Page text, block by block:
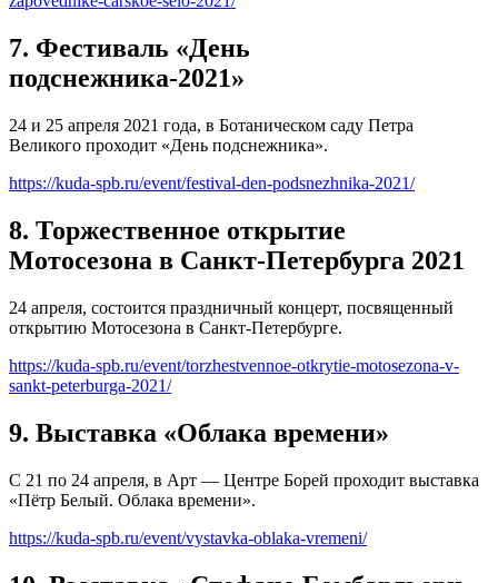
7. Фестиваль «День
подснежника-2021»
24 и 25 апреля 2021 года, в Ботаническом саду Петра
Великого проходит «День подснежника».
https://kuda-spb.ru/event/festival-den-podsnezhnika-2021/
8. Торжественное открытие
Мотосезона в Санкт-Петербурга 2021
24 апреля, состоится праздничный концерт, посвященный
открытию Мотосезона в Санкт-Петербурге.
https://kuda-spb.ru/event/torzhestvennoe-otkrytie-motosezona-v-
sankt-peterburga-2021/
9. Выставка «Облака времени»
С 21 по 24 апреля, в Арт — Центре Борей проходит выставка
«Пётр Белый. Облака времени».
https://kuda-spb.ru/event/vystavka-oblaka-vremeni/